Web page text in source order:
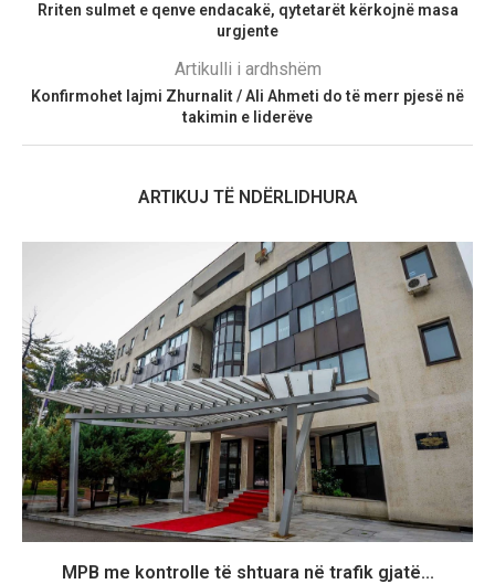
Rriten sulmet e qenve endacakë, qytetarët kërkojnë masa
urgjente
Artikulli i ardhshëm
Konfirmohet lajmi Zhurnalit / Ali Ahmeti do të merr pjesë në
takimin e liderëve
ARTIKUJ TË NDËRLIDHURA
MPB me kontrolle të shtuara në trafik gjatë...